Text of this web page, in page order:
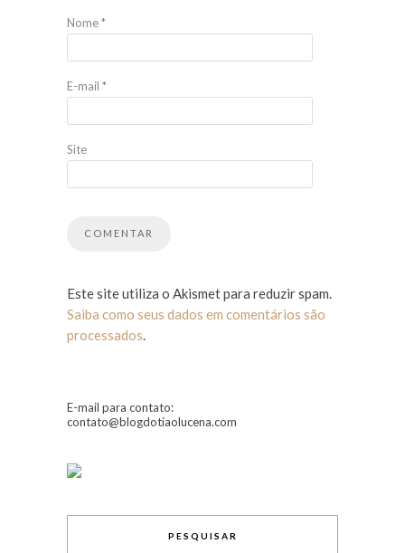
Nome*
E-mail *
Site
Este site utiliza o Akismet para reduzir spam.
Saiba como seus dados em comentários são
processados.
E-mail para contato:
contato@blogdotiaolucena.com
PESQUISAR